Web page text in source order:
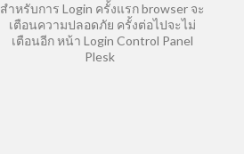
สำหรับการ Login ครั้งแรก browser จะ
เตือนความปลอดภัย ครั้งต่อไปจะไม่
เตือนอีก หน้า Login Control Panel
Plesk